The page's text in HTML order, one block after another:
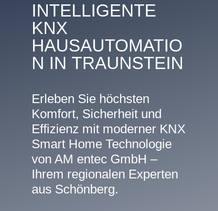
INTELLIGENTE
KNX
HAUSAUTOMATIO
N IN TRAUNSTEIN
Erleben Sie höchsten
Komfort, Sicherheit und
Effizienz mit moderner KNX
Smart Home Technologie
von AM entec GmbH –
Ihrem regionalen Experten
aus Schönberg.